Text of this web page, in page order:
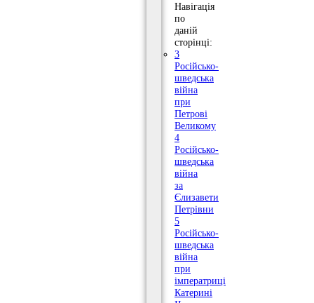
Навігація
по
даній
сторінці:
3
Російсько-
шведська
війна
при
Петрові
Великому
4
Російсько-
шведська
війна
за
Єлизавети
Петрівни
5
Російсько-
шведська
війна
при
імператриці
Катерині